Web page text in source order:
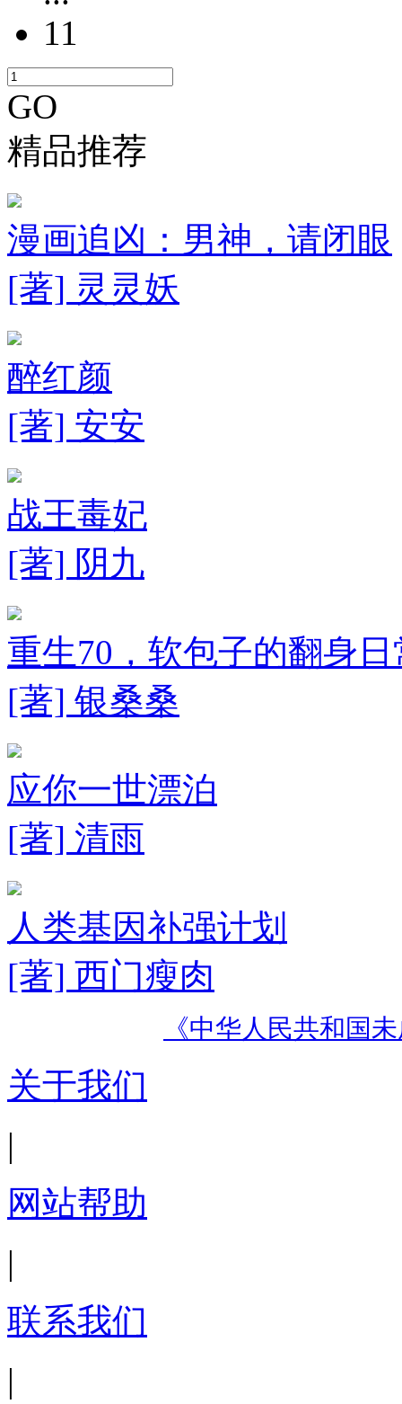
11
GO
精品推荐
漫画追凶：男神，请闭眼
[著] 灵灵妖
醉红颜
[著] 安安
战王毒妃
[著] 阴九
重生70，软包子的翻身日
[著] 银桑桑
应你一世漂泊
[著] 清雨
人类基因补强计划
[著] 西门瘦肉
《中华人民共和国
关于我们
|
网站帮助
|
联系我们
|